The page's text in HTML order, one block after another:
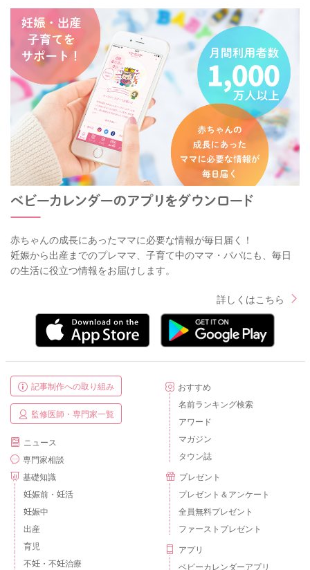
赤ちゃんの成長にあったママに必要な情報が毎日届く！
妊娠から出産までのプレママ、子育て中のママ・パパにも、毎日
の生活に役立つ情報をお届けします。
詳しくはこちら
記事制作への取り組み
監修医師・専門家一覧
ニュース
専門家相談
基礎知識
妊娠前・妊活
妊娠中
出産
育児
不妊・不妊治療
おすすめ
名前ランキング検索
アワード
マガジン
タウン誌
プレゼント
プレゼント＆アンケート
全員無料プレゼント
ファーストプレゼント
アプリ
ベビーカレンダーアプリ